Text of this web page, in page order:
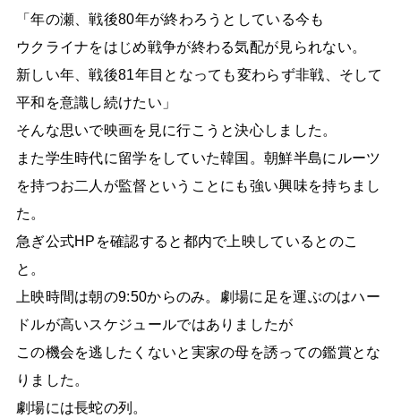
「年の瀬、戦後80年が終わろうとしている今も
ウクライナをはじめ戦争が終わる気配が見られない。
新しい年、戦後81年目となっても変わらず非戦、そして
平和を意識し続けたい」
そんな思いで映画を見に行こうと決心しました。
また学生時代に留学をしていた韓国。朝鮮半島にルーツ
を持つお二人が監督ということにも強い興味を持ちまし
た。
急ぎ公式HPを確認すると都内で上映しているとのこ
と。
上映時間は朝の9:50からのみ。劇場に足を運ぶのはハー
ドルが高いスケジュールではありましたが
この機会を逃したくないと実家の母を誘っての鑑賞とな
りました。
劇場には長蛇の列。